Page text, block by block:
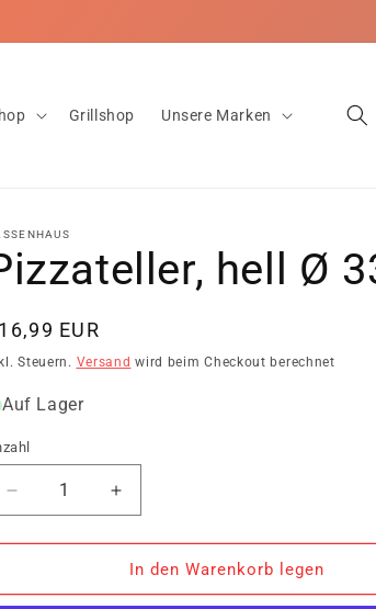
Grillshop Unsere Marken
hell Ø
EUR
Steuern. Versand wird beim Checkout berechnet
Auf Lager
Verringere
die
Menge
Pizzateller,
Erhöhe
die
Menge
für
Pizzateller,
In den Warenkorb legen